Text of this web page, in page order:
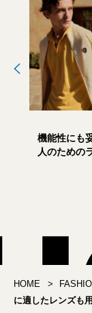
機能性にも
人のための
HOME
に適したレンズも